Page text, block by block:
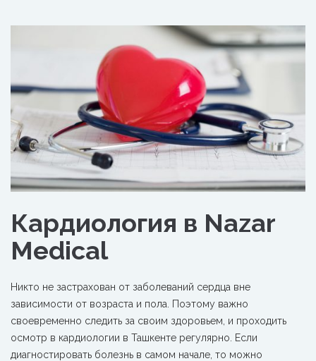
Кардиология в Nazar
Medical
Никто не застрахован от заболеваний сердца вне
зависимости от возраста и пола. Поэтому важно
своевременно следить за своим здоровьем, и проходить
осмотр в кардиологии в Ташкенте регулярно. Если
диагностировать болезнь в самом начале, то можно